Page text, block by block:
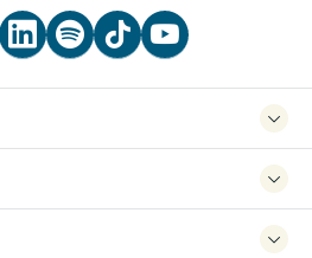
   


